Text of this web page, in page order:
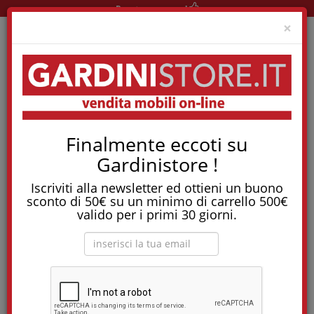
×
Finalmente eccoti su
Gardinistore !
Iscriviti alla newsletter ed ottieni un buono
sconto di 50€ su un minimo di carrello 500€
valido per i primi 30 giorni.
Pronta consegna!
Feedback su
Gardinistore
»
Scritto da Simoma il 04/02/2025
Anche se alla fine non ho comprato la cucina che mi